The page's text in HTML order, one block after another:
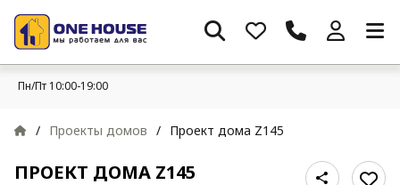
Пн/Пт 10:00-19:00
/ Проекты домов / Проект дома Z145
ПРОЕКТ ДОМА Z145